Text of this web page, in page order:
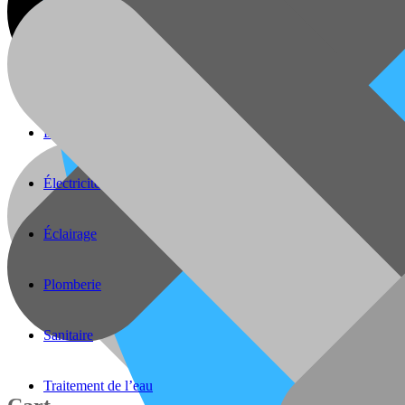
Divers
Électricité
Éclairage
Plomberie
Sanitaire
Traitement de l’eau